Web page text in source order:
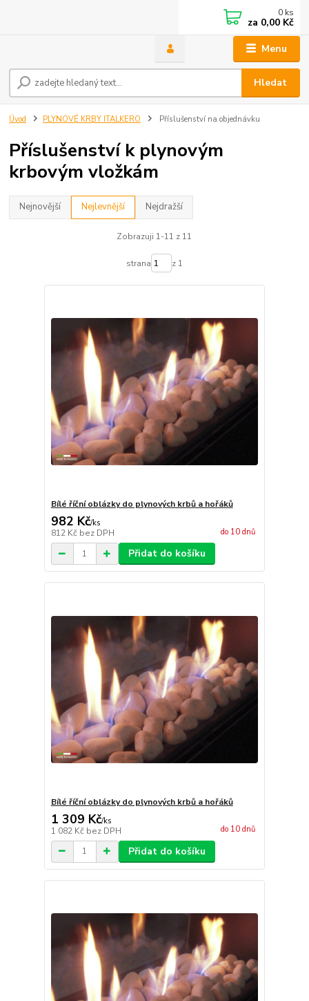
Menu
Hledat
0 ks
za 0,00 Kč
Úvod PLYNOVÉ KRBY ITALKERO Příslušenství na objednávku
Příslušenství k plynovým
krbovým vložkám
Nejnovější Nejlevnější Nejdražší
Zobrazuji 1-11 z 11
strana z 1
Bílé říční oblázky do plynových krbů a hořáků
982 Kč/ks
812 Kč bez DPH do 10 dnů
Přidat do košíku
Bílé říční oblázky do plynových krbů a hořáků
1 309 Kč/ks
1 082 Kč bez DPH do 10 dnů
Přidat do košíku